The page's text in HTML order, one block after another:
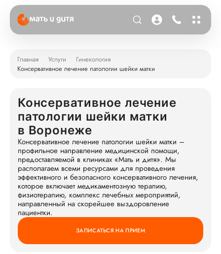
Главная Услуги
Гинекология
Консервативное лечение патологии шейки матки
Консервативное лечение
патологии шейки матки
в Воронеже
Консервативное лечение патологии шейки матки –
профильное направление медицинской помощи,
предоставляемой в клиниках «Мать и дитя». Мы
располагаем всеми ресурсами для проведения
эффективного и безопасного консервативного лечения,
которое включает медикаментозную терапию,
физиотерапию, комплекс лечебных мероприятий,
направленный на скорейшее выздоровление
пациентки.
ЗАПИСАТЬСЯ НА ПРИЕМ